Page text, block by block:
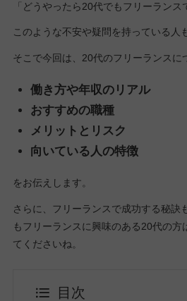
「どうやったら20代でもフリーランス
このような不安や疑問を持っている人
そこで今回は、20代のフリーランスに
働き方や年収のリアル
おすすめの職種
メリットとリスク
向いている人の特徴
をお伝えします。
さらに、フリーランスで成功する秘訣
もフリーランスに興味のある20代の方
てくださいね。
目次